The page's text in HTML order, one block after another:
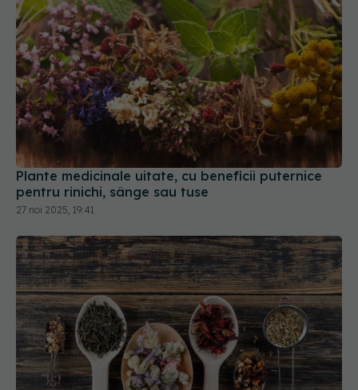
Plante medicinale uitate, cu beneficii puternice
pentru rinichi, sânge sau tuse
27 noi 2025, 19:41